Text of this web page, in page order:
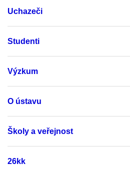
Uchazeči
Studenti
Výzkum
O ústavu
Školy a veřejnost
26kk